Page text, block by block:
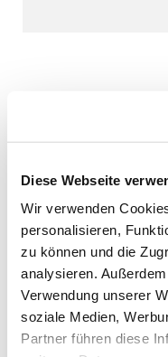
Diese Webseite
Wir verwenden
personalisieren,
zu können und die
analysieren.
Verwendung unserer
soziale Medien,
Partner führen diese